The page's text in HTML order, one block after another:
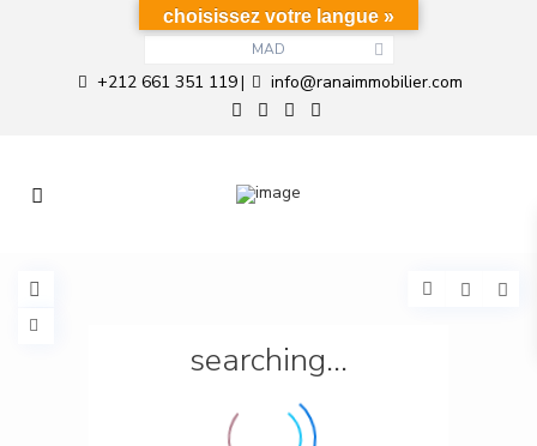
MAD
+212 661 351 119| info@ranaimmobilier.com
searching...
choisissez votre langue »